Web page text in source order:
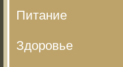
Питание
Здоровье